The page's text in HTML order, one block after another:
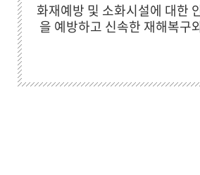
화재예방 및 소화시설에 대한
을 예방하고 신속한 재해복구